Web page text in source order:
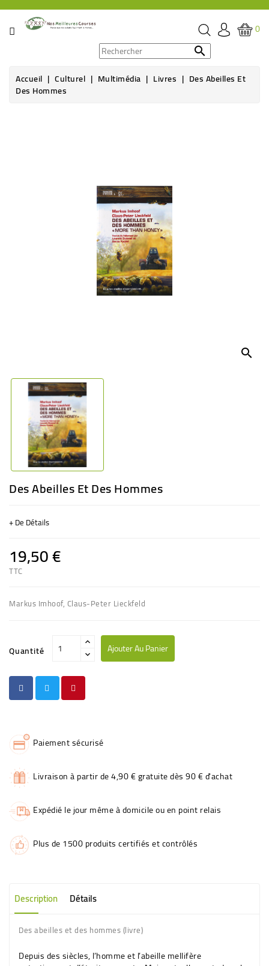
CATÉGORIE
ÉPICERIE
0

Accueil Culturel Multimédia Livres Des Abeilles Et
Des Hommes
search
Des Abeilles Et Des Hommes
+ De Détails
19,50 €
TTC
Markus Imhoof, Claus-Peter Lieckfeld
Quantité Ajouter Au Panier
Paiement sécurisé
Livraison à partir de 4,90 € gratuite dès 90 € d'achat
Expédié le jour même à domicile ou en point relais
Plus de 1500 produits certifiés et contrôlés
Description Détails
Des abeilles et des hommes (livre)
Depuis des siècles, l’homme et l’abeille mellifère